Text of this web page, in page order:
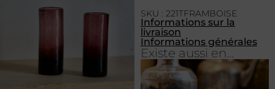
SKU : 221TFRAMBOISE
Informations sur la
livraison
Informations générales
Existe aussi en...